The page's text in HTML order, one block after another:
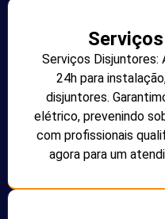
Serviços
24h para
disjuntores.
elétrico, prevenindo
com profissionais
agora para um